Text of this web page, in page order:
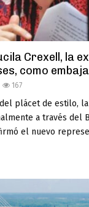
Crexell, la
como
167
plácet de estilo,
a través del
el nuevo